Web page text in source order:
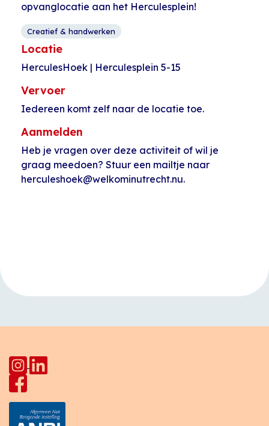
opvanglocatie aan het Herculesplein!
Creatief & handwerken
Locatie
HerculesHoek | Herculesplein 5-15
Vervoer
Iedereen komt zelf naar de locatie toe.
Aanmelden
Heb je vragen over deze activiteit of wil je
graag meedoen? Stuur een mailtje naar
herculeshoek@welkominutrecht.nu.